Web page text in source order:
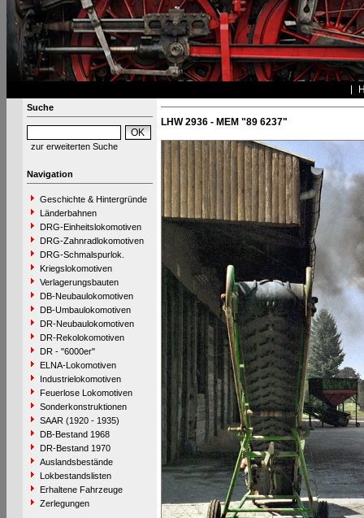
Suche
zur erweiterten Suche
Navigation
Geschichte & Hintergründe
Länderbahnen
DRG-Einheitslokomotiven
DRG-Zahnradlokomotiven
DRG-Schmalspurlok.
Kriegslokomotiven
Verlagerungsbauten
DB-Neubaulokomotiven
DB-Umbaulokomotiven
DR-Neubaulokomotiven
DR-Rekolokomotiven
DR - "6000er"
ELNA-Lokomotiven
Industrielokomotiven
Feuerlose Lokomotiven
Sonderkonstruktionen
SAAR (1920 - 1935)
DB-Bestand 1968
DR-Bestand 1970
Auslandsbestände
Lokbestandslisten
Erhaltene Fahrzeuge
Zerlegungen
LHW 2936 - MEM "89 6237"